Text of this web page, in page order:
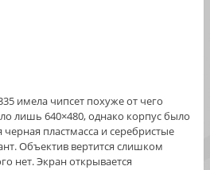
имела чипсет похуже от чего
лишь 640×480, однако корпус было
пластмасса и серебристые
Объектив вертится слишком
нет. Экран открывается